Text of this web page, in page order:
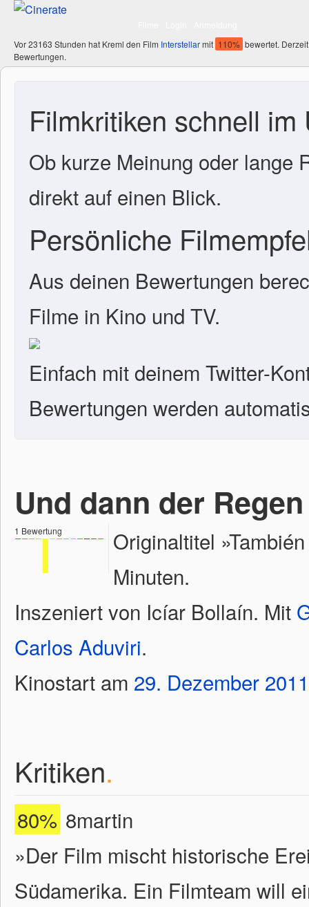
Vor 23163 Stunden hat Kreml den Film Interstellarmit 110% bewertet.
Bewertungen.
Filmkritiken schnell im
Ob kurze Meinung oder lange
direkt auf einen Blick.
Persönliche
Aus deinen Bewertungen
Filme in Kino und TV.
Einfach mit deinem Twitter-
Bewertungen werden
Und dann der
1 Bewertung
Originaltitel
Minuten.
Inszeniert von Icíar Bollaín. Mit
Carlos Aduviri.
Kinostart am 29. Dezember 2011
Kritiken.
80% 8martin
»Der Film mischt historische
Südamerika. Ein Filmteam will